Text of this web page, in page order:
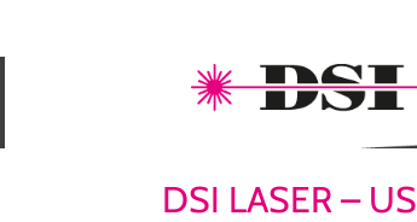
DSI LASER –